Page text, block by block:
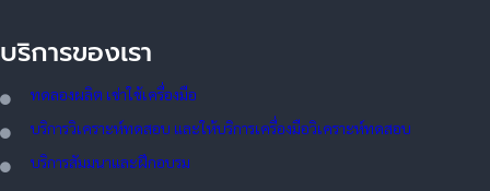
บริการของเรา
ทดลองผลิต เช่าใช้เครื่องมือ
บริการวิเคราะห์ทดสอบ และให้บริการเครื่องมือวิเคราะห์ทดสอบ
บริการสัมมนาและฝึกอบรม